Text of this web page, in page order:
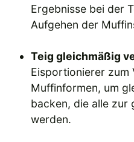
Ergebnisse bei der
Aufgehen der
Teig gleichmäßig
Eisportionierer zum
Muffinformen, um
backen, die alle zur
werden.